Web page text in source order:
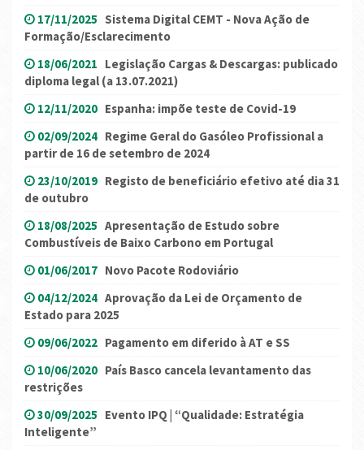
17/11/2025 Sistema Digital CEMT - Nova Ação de
Formação/Esclarecimento
18/06/2021 Legislação Cargas & Descargas: publicado
diploma legal (a 13.07.2021)
12/11/2020 Espanha: impõe teste de Covid-19
02/09/2024 Regime Geral do Gasóleo Profissional a
partir de 16 de setembro de 2024
23/10/2019 Registo de beneficiário efetivo até dia 31
de outubro
18/08/2025 Apresentação de Estudo sobre
Combustíveis de Baixo Carbono em Portugal
01/06/2017 Novo Pacote Rodoviário
04/12/2024 Aprovação da Lei de Orçamento de
Estado para 2025
09/06/2022 Pagamento em diferido à AT e SS
10/06/2020 País Basco cancela levantamento das
restrições
30/09/2025 Evento IPQ | “Qualidade: Estratégia
Inteligente”